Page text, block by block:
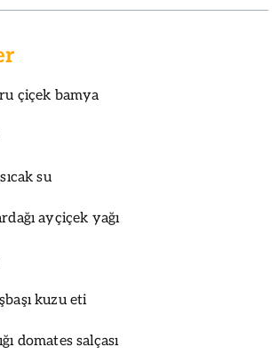
çiçek bamya
su
ayçiçek yağı
kuzu eti
domates salçası